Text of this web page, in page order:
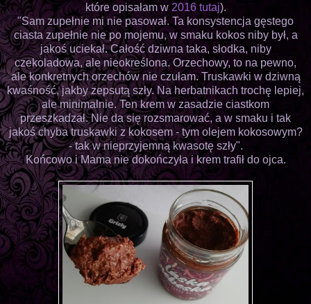
które opisałam w 2016 tutaj).
"Sam zupełnie mi nie pasował. Ta konsystencja gęstego
ciasta zupełnie nie po mojemu, w smaku kokos niby był, a
jakoś uciekał. Całość dziwna taka, słodka, niby
czekoladowa, ale nieokreślona. Orzechowy, to na pewno,
ale konkretnych orzechów nie czułam. Truskawki w dziwną
kwaśność, jakby zepsutą szły. Na herbatnikach trochę lepiej,
ale minimalnie. Ten krem w zasadzie ciastkom
przeszkadzał. Nie da się rozsmarować, a w smaku i tak
jakoś chyba truskawki z kokosem - tym olejem kokosowym?
- tak w nieprzyjemną kwasotę szły".
Końcowo i Mama nie dokończyła i krem trafił do ojca.